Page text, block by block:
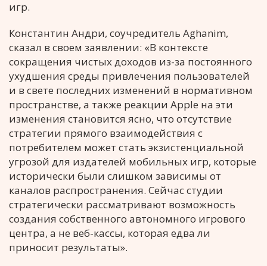
игр.
Константин Андри, соучредитель Aghanim,
сказал в своем заявлении: «В контексте
сокращения чистых доходов из-за постоянного
ухудшения среды привлечения пользователей
и в свете последних изменений в нормативном
пространстве, а также реакции Apple на эти
изменения становится ясно, что отсутствие
стратегии прямого взаимодействия с
потребителем может стать экзистенциальной
угрозой для издателей мобильных игр, которые
исторически были слишком зависимы от
каналов распространения. Сейчас студии
стратегически рассматривают возможность
создания собственного автономного игрового
центра, а не веб-кассы, которая едва ли
приносит результаты».